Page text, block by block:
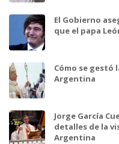
El Gobierno
que el papa
Cómo se gestó
Argentina
Jorge García
detalles de la
Argentina